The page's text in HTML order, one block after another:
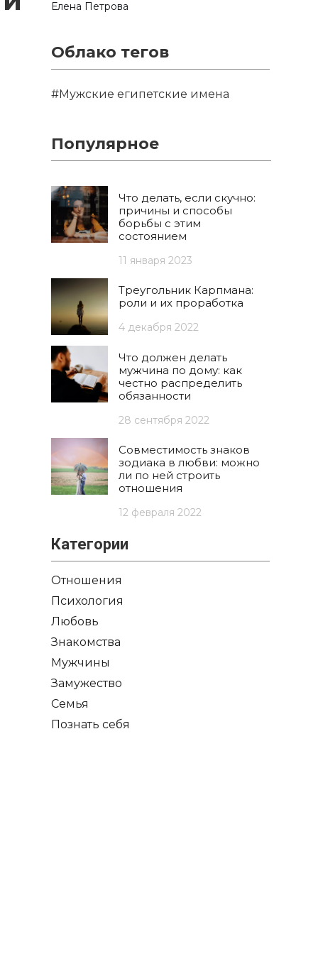
Елена Петрова
Облако тегов
#Мужские египетские имена
Популярное
Что делать, если скучно:
причины и способы
борьбы с этим
состоянием
11 января 2023
Треугольник Карпмана:
роли и их проработка
4 декабря 2022
Что должен делать
мужчина по дому: как
честно распределить
обязанности
28 сентября 2022
Совместимость знаков
зодиака в любви: можно
ли по ней строить
отношения
12 февраля 2022
Категории
Отношения
Психология
Любовь
Знакомства
Мужчины
Замужество
Семья
Познать себя